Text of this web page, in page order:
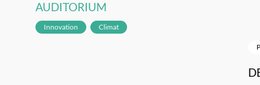
AUDITORIUM
Innovation Climat